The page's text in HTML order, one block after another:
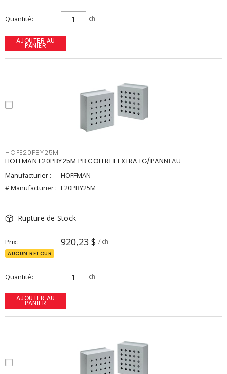
Quantité ch
AJOUTER AU
PANIER
HOFE20PBY25M
HOFFMAN E20PBY25M PB COFFRET EXTRA LG/PANNEAU
Manufacturier :
HOFFMAN
# Manufacturier : E20PBY25M
Rupture de Stock
Prix 920,23 $ / ch
AUCUN RETOUR
Quantité ch
AJOUTER AU
PANIER